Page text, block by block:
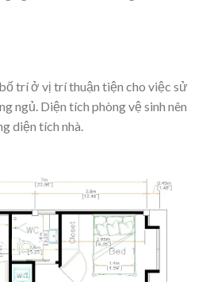
trí ở vị trí thuận tiện cho việc sử
ngủ. Diện tích phòng vệ sinh nên
diện tích nhà.